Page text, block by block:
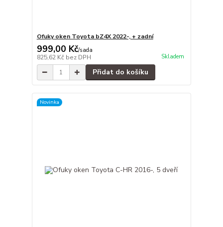
Ofuky oken Toyota bZ4X 2022-, + zadní
999,00 Kč/sada
825,62 Kč bez DPH Skladem
Přidat do košíku
Novinka